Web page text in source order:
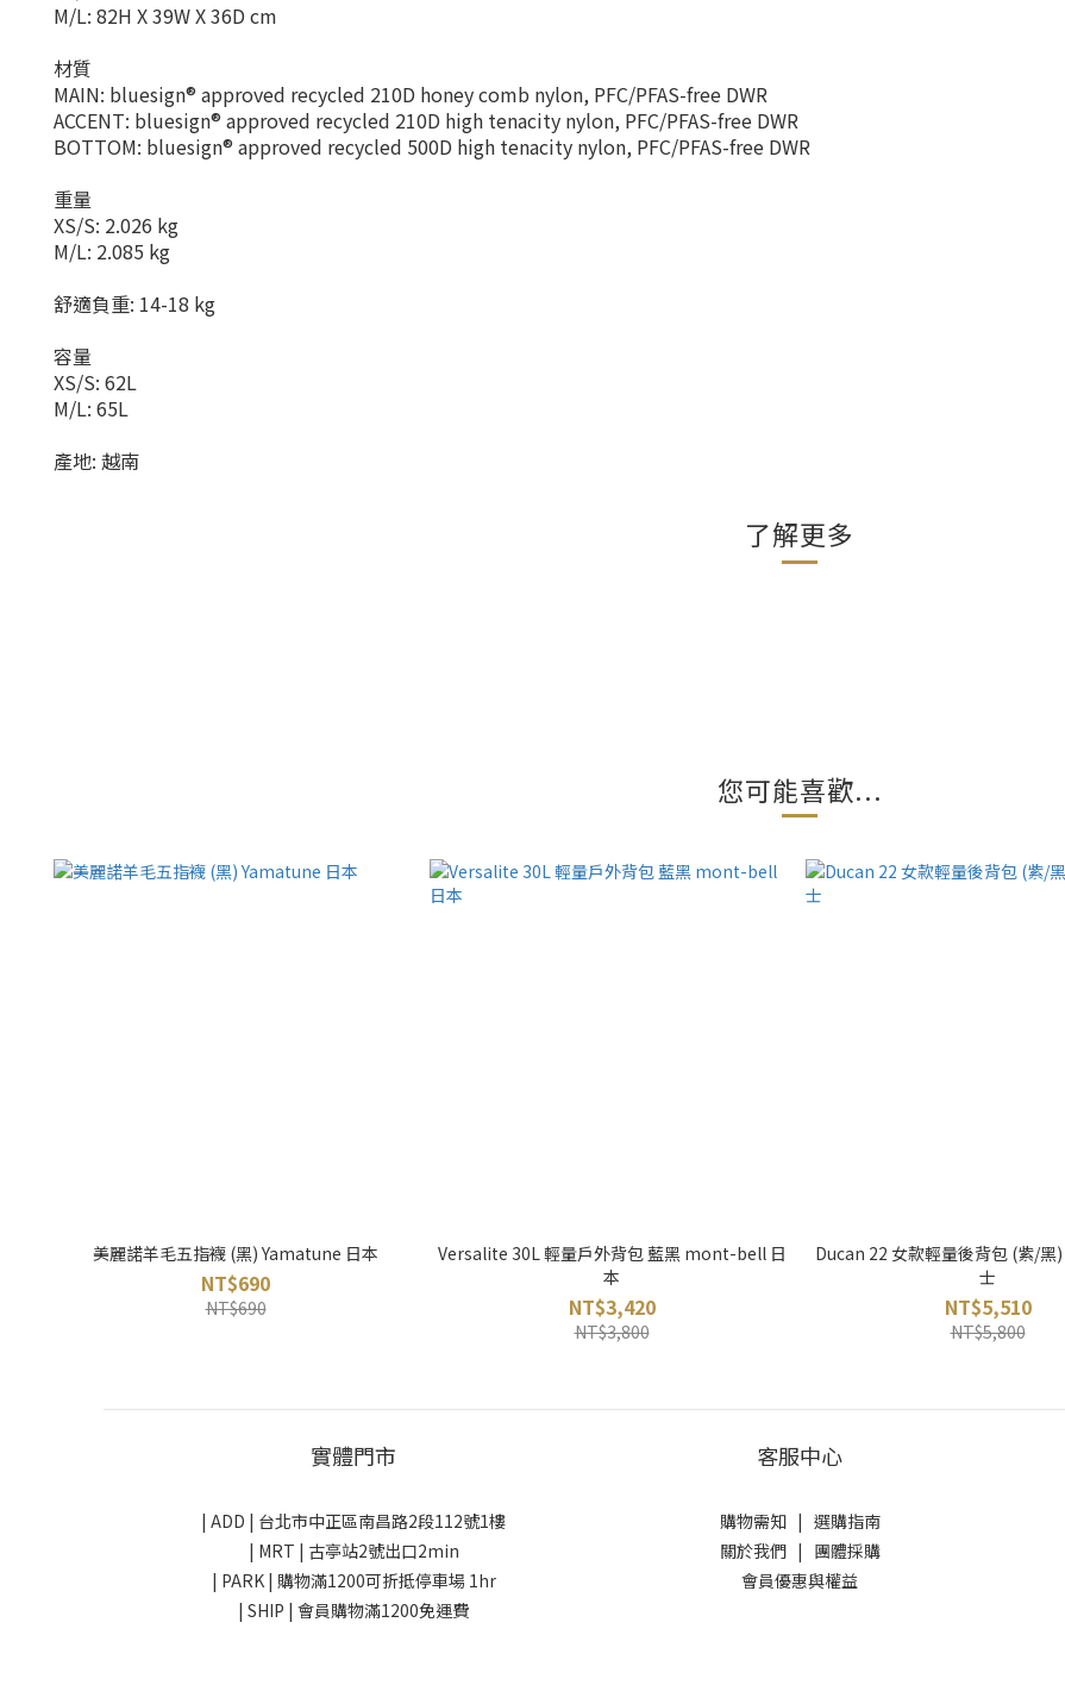
M/L: 82H X 39W X 36D cm
材質
MAIN: bluesign® approved recycled 210D honey comb nylon, PFC/PFAS-free DWR
ACCENT: bluesign® approved recycled 210D high tenacity nylon, PFC/PFAS-free DWR
BOTTOM: bluesign® approved recycled 500D high tenacity nylon, PFC/PFAS-free DWR
重量
XS/S: 2.026 kg
M/L: 2.085 kg
舒適負重: 14-18 kg
容量
XS/S: 62L
M/L: 65L
產地: 越南
了解更多
您可能喜歡...
美麗諾羊毛五指襪 (黑) Yamatune 日本
NT$690
NT$690
Versalite 30L 輕量戶外背包 藍黑 mont-bell 日
本
NT$3,420
NT$3,800
Ducan 22 女款輕量後背包 (紫/黑
士
NT$5,510
NT$5,800
實體門市
| ADD | 台北市中正區南昌路2段112號1樓
| MRT | 古亭站2號出口2min
| PARK | 購物滿1200可折抵停車場 1hr
| SHIP | 會員購物滿1200免運費
客服中心
購物需知| 選購指南
關於我們| 團體採購
會員優惠與權益